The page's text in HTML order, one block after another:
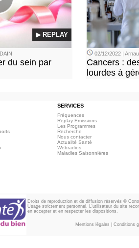
▶ REPLAY
du sein par
02/12/2022 |
Cancers :
lourdes à
SERVICES
Fréquences
Replay Emissions
Les Programmes
Recherche
Nous contacter
Actualité Santé
Webradios
Maladies Saisonnières
Droits de reproduction et de diffusion réservés ©
Usage strictement personnel. L'utilisateur du site
en accepter et en respecter les dispositions.
Mentions légales Conditions